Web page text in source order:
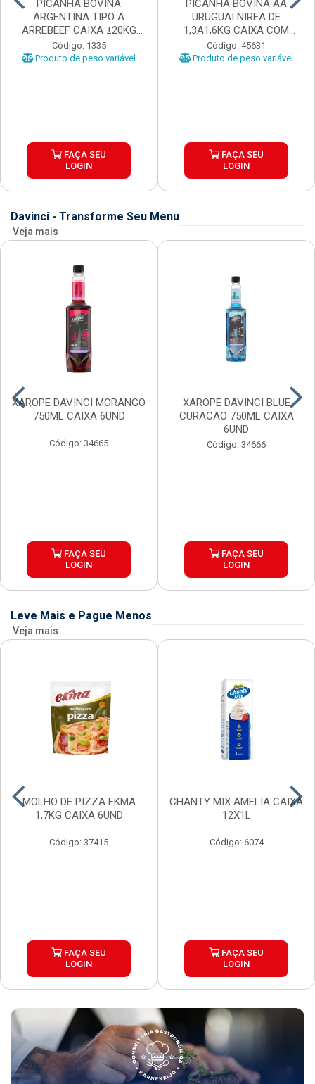
PICANHA BOVINA
ARGENTINA TIPO A
ARREBEEF CAIXA ±20KG
PEÇAS 1...
Código: 1335
Produto de peso variável
FAÇA SEU
LOGIN
PICANHA BOVINA AA
URUGUAI NIREA DE
1,3A1,6KG CAIXA COM
±15KG
Código: 45631
Produto de peso variável
FAÇA SEU
LOGIN
Davinci - Transforme Seu Menu
Veja mais
XAROPE DAVINCI MORANGO
750ML CAIXA 6UND
Código: 34665
FAÇA SEU
LOGIN
XAROPE DAVINCI BLUE
CURACAO 750ML CAIXA
6UND
Código: 34666
FAÇA SEU
LOGIN
Leve Mais e Pague Menos
Veja mais
MOLHO DE PIZZA EKMA
1,7KG CAIXA 6UND
Código: 37415
FAÇA SEU
LOGIN
CHANTY MIX AMELIA CAIXA
12X1L
Código: 6074
FAÇA SEU
LOGIN